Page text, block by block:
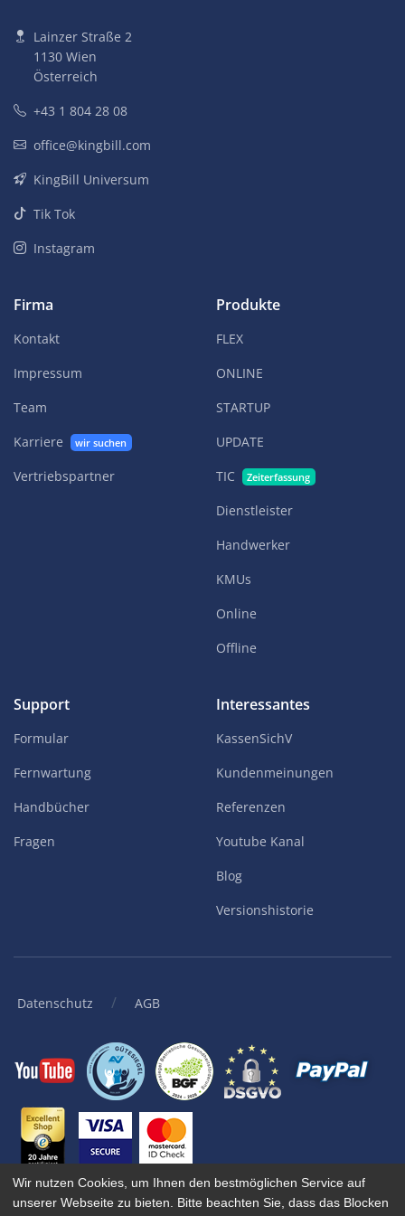
Lainzer Straße 2
1130 Wien
Österreich
+43 1 804 28 08
office@kingbill.com
KingBill Universum
Tik Tok
Instagram
Firma
Kontakt
Impressum
Team
Karriere
wir suchen
Vertriebspartner
Produkte
FLEX
ONLINE
STARTUP
UPDATE
TIC
Zeiterfassung
Dienstleister
Handwerker
KMUs
Online
Offline
Support
Formular
Fernwartung
Handbücher
Fragen
Interessantes
KassenSichV
Kundenmeinungen
Referenzen
Youtube Kanal
Blog
Versionshistorie
Datenschutz / AGB
© 2001-2026KingBill GmbH. Alle Rechte vorbehalten.
Wir nutzen Cookies, um Ihnen den bestmöglichen Service auf
unserer Webseite zu bieten. Bitte beachten Sie, dass das Blocken